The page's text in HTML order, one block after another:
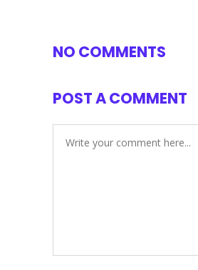
NO COMMENTS
POST A COMMENT